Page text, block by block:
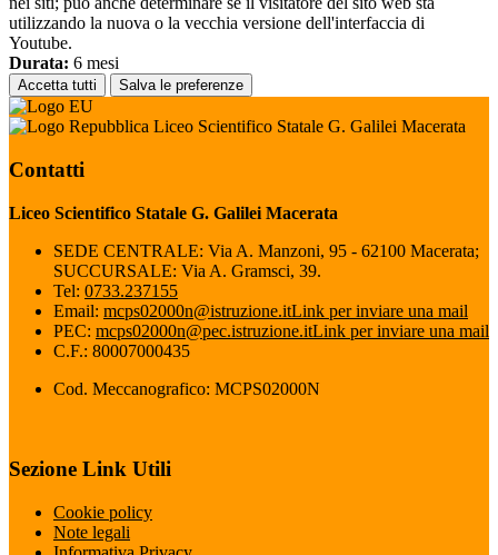
utilizzando la nuova o la vecchia versione dell'interfaccia di
Youtube.
Durata: 6 mesi
Accetta tutti Salva le preferenze
Liceo Scientifico Statale G. Galilei Macerata
Contatti
Liceo Scientifico Statale G. Galilei Macerata
SEDE CENTRALE: Via A. Manzoni, 95 - 62100 Macerata;
SUCCURSALE: Via A. Gramsci, 39.
Tel: 0733.237155
Email: mcps02000n@istruzione.itLink per inviare una mail
PEC: mcps02000n@pec.istruzione.itLink per inviare una mail
C.F.: 80007000435
Cod. Meccanografico: MCPS02000N
Sezione Link Utili
Cookie policy
Note legali